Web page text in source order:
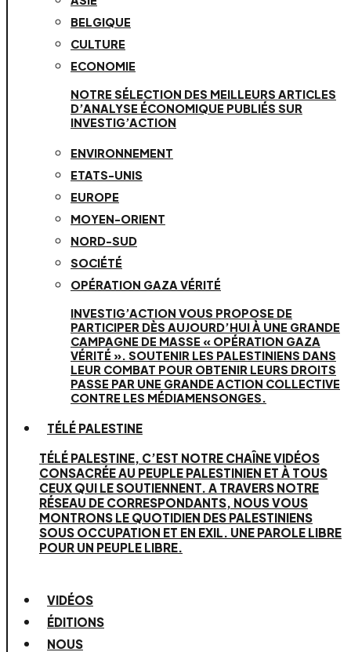
BELGIQUE
CULTURE
ECONOMIE
NOTRE SÉLECTION DES MEILLEURS ARTICLES
D’ANALYSE ÉCONOMIQUE PUBLIÉS SUR
INVESTIG’ACTION
ENVIRONNEMENT
ETATS-UNIS
EUROPE
MOYEN-ORIENT
NORD-SUD
SOCIÉTÉ
OPÉRATION GAZA VÉRITÉ
INVESTIG’ACTION VOUS PROPOSE DE
PARTICIPER DÈS AUJOURD’HUI À UNE GRANDE
CAMPAGNE DE MASSE « OPÉRATION GAZA
VÉRITÉ ». SOUTENIR LES PALESTINIENS DANS
LEUR COMBAT POUR OBTENIR LEURS DROITS
PASSE PAR UNE GRANDE ACTION COLLECTIVE
CONTRE LES MÉDIAMENSONGES.
TÉLÉ PALESTINE
TÉLÉ PALESTINE, C’EST NOTRE CHAÎNE VIDÉOS
CONSACRÉE AU PEUPLE PALESTINIEN ET À TOUS
CEUX QUI LE SOUTIENNENT. A TRAVERS NOTRE
RÉSEAU DE CORRESPONDANTS, NOUS VOUS
MONTRONS LE QUOTIDIEN DES PALESTINIENS
SOUS OCCUPATION ET EN EXIL. UNE PAROLE LIBRE
POUR UN PEUPLE LIBRE.
VIDÉOS
ÉDITIONS
NOUS